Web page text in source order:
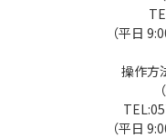
（平日
操作方
（平日